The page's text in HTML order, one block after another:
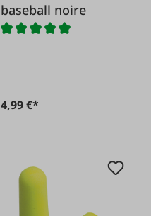
baseball noire
4,99 €*